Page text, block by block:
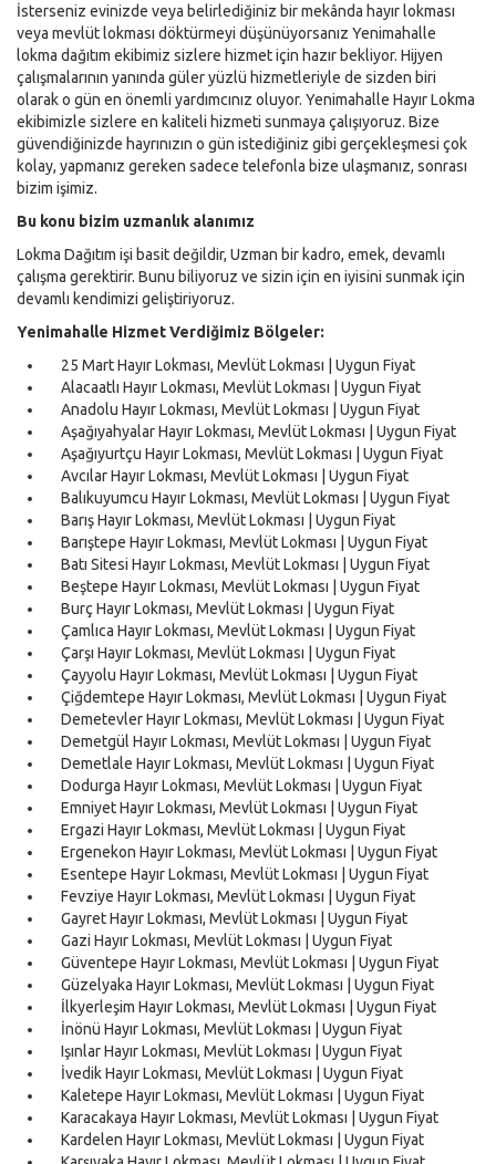
İsterseniz evinizde veya belirlediğiniz bir mekânda hayır lokması
veya mevlüt lokması döktürmeyi düşünüyorsanız Yenimahalle
lokma dağıtım ekibimiz sizlere hizmet için hazır bekliyor. Hijyen
çalışmalarının yanında güler yüzlü hizmetleriyle de sizden biri
olarak o gün en önemli yardımcınız oluyor. Yenimahalle Hayır Lokma
ekibimizle sizlere en kaliteli hizmeti sunmaya çalışıyoruz. Bize
güvendiğinizde hayrınızın o gün istediğiniz gibi gerçekleşmesi çok
kolay, yapmanız gereken sadece telefonla bize ulaşmanız, sonrası
bizim işimiz.
Bu konu bizim uzmanlık alanımız
Lokma Dağıtım işi basit değildir, Uzman bir kadro, emek, devamlı
çalışma gerektirir. Bunu biliyoruz ve sizin için en iyisini sunmak için
devamlı kendimizi geliştiriyoruz.
Yenimahalle Hizmet Verdiğimiz Bölgeler:
25 Mart Hayır Lokması, Mevlüt Lokması | Uygun Fiyat
Alacaatlı Hayır Lokması, Mevlüt Lokması | Uygun Fiyat
Anadolu Hayır Lokması, Mevlüt Lokması | Uygun Fiyat
Aşağıyahyalar Hayır Lokması, Mevlüt Lokması | Uygun Fiyat
Aşağıyurtçu Hayır Lokması, Mevlüt Lokması | Uygun Fiyat
Avcılar Hayır Lokması, Mevlüt Lokması | Uygun Fiyat
Balıkuyumcu Hayır Lokması, Mevlüt Lokması | Uygun Fiyat
Barış Hayır Lokması, Mevlüt Lokması | Uygun Fiyat
Barıştepe Hayır Lokması, Mevlüt Lokması | Uygun Fiyat
Batı Sitesi Hayır Lokması, Mevlüt Lokması | Uygun Fiyat
Beştepe Hayır Lokması, Mevlüt Lokması | Uygun Fiyat
Burç Hayır Lokması, Mevlüt Lokması | Uygun Fiyat
Çamlıca Hayır Lokması, Mevlüt Lokması | Uygun Fiyat
Çarşı Hayır Lokması, Mevlüt Lokması | Uygun Fiyat
Çayyolu Hayır Lokması, Mevlüt Lokması | Uygun Fiyat
Çiğdemtepe Hayır Lokması, Mevlüt Lokması | Uygun Fiyat
Demetevler Hayır Lokması, Mevlüt Lokması | Uygun Fiyat
Demetgül Hayır Lokması, Mevlüt Lokması | Uygun Fiyat
Demetlale Hayır Lokması, Mevlüt Lokması | Uygun Fiyat
Dodurga Hayır Lokması, Mevlüt Lokması | Uygun Fiyat
Emniyet Hayır Lokması, Mevlüt Lokması | Uygun Fiyat
Ergazi Hayır Lokması, Mevlüt Lokması | Uygun Fiyat
Ergenekon Hayır Lokması, Mevlüt Lokması | Uygun Fiyat
Esentepe Hayır Lokması, Mevlüt Lokması | Uygun Fiyat
Fevziye Hayır Lokması, Mevlüt Lokması | Uygun Fiyat
Gayret Hayır Lokması, Mevlüt Lokması | Uygun Fiyat
Gazi Hayır Lokması, Mevlüt Lokması | Uygun Fiyat
Güventepe Hayır Lokması, Mevlüt Lokması | Uygun Fiyat
Güzelyaka Hayır Lokması, Mevlüt Lokması | Uygun Fiyat
İlkyerleşim Hayır Lokması, Mevlüt Lokması | Uygun Fiyat
İnönü Hayır Lokması, Mevlüt Lokması | Uygun Fiyat
Işınlar Hayır Lokması, Mevlüt Lokması | Uygun Fiyat
İvedik Hayır Lokması, Mevlüt Lokması | Uygun Fiyat
Kaletepe Hayır Lokması, Mevlüt Lokması | Uygun Fiyat
Karacakaya Hayır Lokması, Mevlüt Lokması | Uygun Fiyat
Kardelen Hayır Lokması, Mevlüt Lokması | Uygun Fiyat